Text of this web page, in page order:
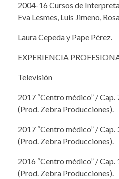
2004-16 Cursos de
Eva Lesmes, Luis Jimeno,
Laura Cepeda y Pape Pérez.
EXPERIENCIA
Televisión
2017 “Centro médico” /
(Prod. Zebra Producciones).
2017 “Centro médico” /
(Prod. Zebra Producciones).
2016 “Centro médico” /
(Prod. Zebra Producciones).